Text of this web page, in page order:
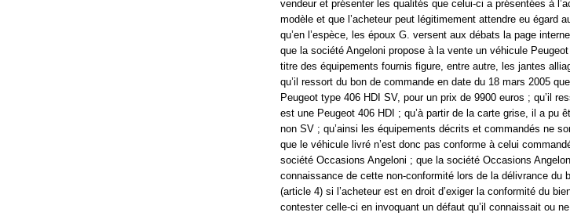
vendeur et présenter les qualités que celui-ci a présentées à
modèle et que l’acheteur peut légitimement attendre eu égard
qu’en l’espèce, les époux G. versent aux débats la page
que la société Angeloni propose à la vente un véhicule
titre des équipements fournis figure, entre autre, les jantes
qu’il ressort du bon de commande en date du 18 mars 2005
Peugeot type 406 HDI SV, pour un prix de 9900 euros ; qu’il
est une Peugeot 406 HDI ; qu’à partir de la carte grise, il a pu
non SV ; qu’ainsi les équipements décrits et commandés ne
que le véhicule livré n’est donc pas conforme à celui
société Occasions Angeloni ; que la société Occasions
connaissance de cette non-conformité lors de la délivrance du
(article 4) si l’acheteur est en droit d’exiger la conformité du
contester celle-ci en invoquant un défaut qu’il connaissait ou